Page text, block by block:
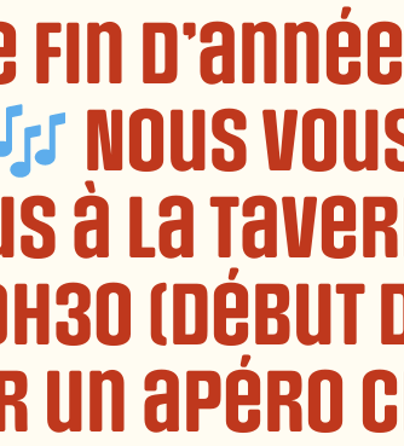
fin
Nous
à la
(début
un apéro